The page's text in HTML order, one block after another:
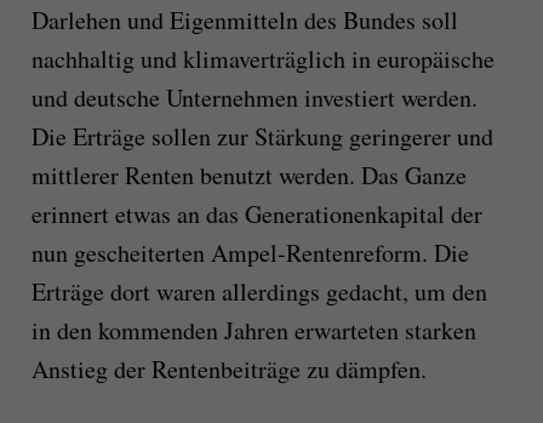
Darlehen und Eigenmitteln des Bundes soll
nachhaltig und klimaverträglich in europäische
und deutsche Unternehmen investiert werden.
Die Erträge sollen zur Stärkung geringerer und
mittlerer Renten benutzt werden. Das Ganze
erinnert etwas an das Generationenkapital der
nun gescheiterten Ampel-Rentenreform. Die
Erträge dort waren allerdings gedacht, um den
in den kommenden Jahren erwarteten starken
Anstieg der Rentenbeiträge zu dämpfen.